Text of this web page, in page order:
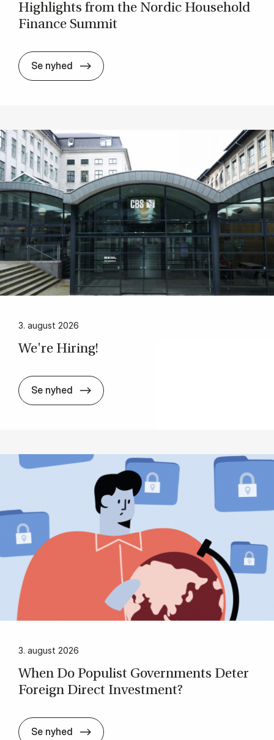
High­lights from the Nor­d­ic House­hold
Fin­ance Sum­mit
Se nyhed High­lights from the Nor­d­ic House­hold
3. august 2026
We're Hi­ring!
Se nyhed We're Hi­ring!
3. august 2026
When Do Po­pulist Gover­n­ments De­ter
Foreign Di­rect In­ve­st­ment?
Se nyhed When Do Po­pulist Gover­n­ments De­ter